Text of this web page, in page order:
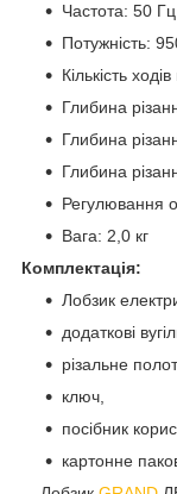
Частота: 50 Гц
Потужність:
Кількість
Глибина
Глибина
Глибина
Регулювання
Вага: 2,0 кг
Комплектація:
Лобзик
додаткові
різальне
ключ,
посібник
картонне